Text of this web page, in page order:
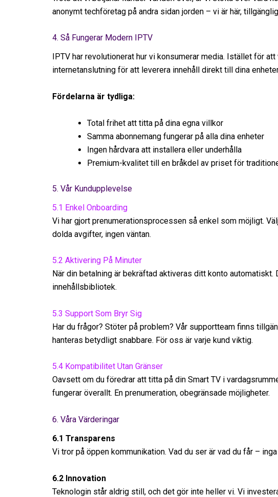
anonymt techföretag på andra sidan jorden – vi är här,
4. Så Fungerar Modern IPTV
IPTV har revolutionerat hur vi konsumerar media. Istället för
internetanslutning för att leverera innehåll direkt till dina
Fördelarna är tydliga:
Total frihet att titta på dina egna villkor
Samma abonnemang fungerar på alla dina enheter
Ingen hårdvara att installera eller underhålla
Premium-kvalitet till en bråkdel av priset för
5. Vår Kundupplevelse
5.1 Enkel Onboarding
Vi har gjort prenumerationsprocessen så enkel som möjligt.
dolda avgifter, ingen väntan.
5.2 Aktivering På Minuter
När din betalning är bekräftad aktiveras ditt konto
innehållsbibliotek.
5.3 Support Som Bryr Sig
Har du frågor? Stöter på problem? Vår supportteam finns
hanteras betydligt snabbare. För oss är varje kund viktig.
5.4 Kompatibilitet Utan Gränser
Oavsett om du föredrar att titta på din Smart TV i
fungerar överallt. En prenumeration, obegränsade möjligheter.
6. Våra Värderingar
6.1 Transparens
Vi tror på öppen kommunikation. Vad du ser är vad du får –
6.2 Innovation
Teknologin står aldrig still, och det gör inte heller vi. Vi